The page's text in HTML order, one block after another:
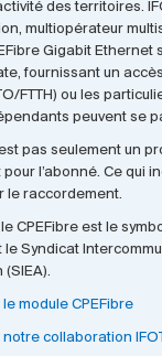
des territoires.
multiopérateur
Gigabit Ethernet
fournissant un
FTTH) ou les
peuvent se
pas seulement un
l’abonné. Ce qui
le raccordement.
CPEFibre est le
le Syndicat
(SIEA).
module CPEFibre
collaboration